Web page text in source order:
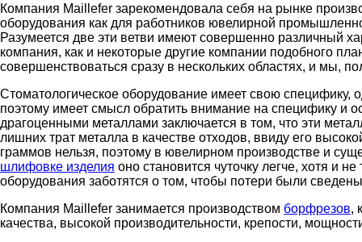
Компания Maillefer зарекомендовала себя на рынке
оборудования как для работников ювелирной
Разумеется две эти ветви имеют совершенно различный
компания, как и некоторые другие компании подобного
совершенствоваться сразу в нескольких областях, и мы,
Стоматологическое оборудование имеет свою специфику,
поэтому имеет смысл обратить внимание на специфику и
драгоценными металлами заключается в том, что эти
лишних трат металла в качестве отходов, ввиду его
граммов нельзя, поэтому в ювелирном производстве и
шлифовке изделия оно становится чуточку легче, хотя и
оборудования заботятся о том, чтобы потери были
Компания Maillefer занимается производством борфрезов,
качества, высокой производительности, крепости,